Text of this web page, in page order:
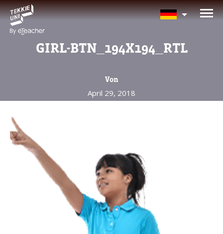
GIRL-BTN_194X194_RTL
Von
April 29, 2018
BRAUCHEN SIE HILFE BEI
DER KURSAUSWAHL?
Eltern vollständiger Name
Alter Ihres Kindes
Alter Ihres Kindes